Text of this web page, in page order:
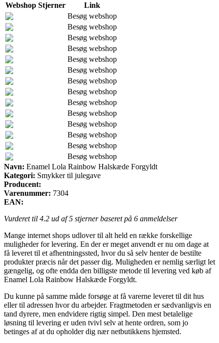
Webshop Stjerner
Link
Besøg webshop
Besøg webshop
Besøg webshop
Besøg webshop
Besøg webshop
Besøg webshop
Besøg webshop
Besøg webshop
Besøg webshop
Besøg webshop
Besøg webshop
Besøg webshop
Besøg webshop
Besøg webshop
Navn: Enamel Lola Rainbow Halskæde Forgyldt
Kategori: Smykker til julegave
Producent:
Varenummer: 7304
EAN:
Vurderet til 4.2 ud af 5 stjerner baseret på 6 anmeldelser
Mange internet shops udlover til alt held en række forskellige
muligheder for levering. En der er meget anvendt er nu om dage at
få leveret til et afhentningssted, hvor du så selv henter de bestilte
produkter præcis når det passer dig. Muligheden er nemlig særligt let
gængelig, og ofte endda den billigste metode til levering ved køb af
Enamel Lola Rainbow Halskæde Forgyldt.
Du kunne på samme måde forsøge at få varerne leveret til dit hus
eller til adressen hvor du arbejder. Fragtmetoden er sædvanligvis en
tand dyrere, men endvidere rigtig simpel. Den mest betalelige
løsning til levering er uden tvivl selv at hente ordren, som jo
betinges af at du opholder dig nær netbutikkens hjemsted.